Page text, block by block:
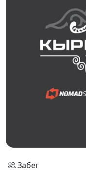
Забег